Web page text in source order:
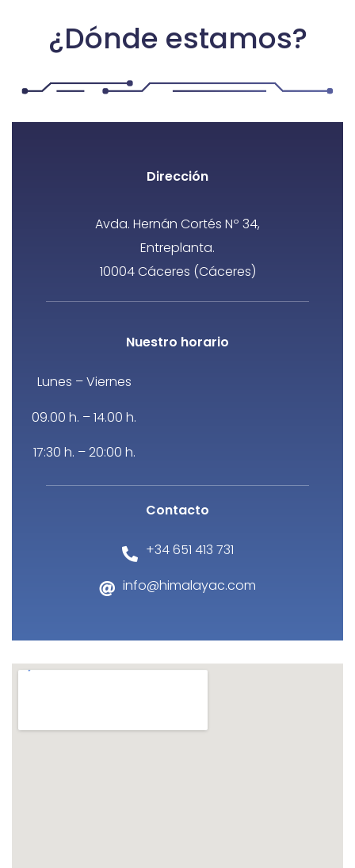
¿Dónde estamos?
Dirección
Avda. Hernán Cortés Nº 34,
Entreplanta.
10004 Cáceres (Cáceres)
Nuestro horario
Lunes – Viernes
09.00 h. – 14.00 h.
17:30 h. – 20:00 h.
Contacto
+34 651 413 731
info@himalayac.com